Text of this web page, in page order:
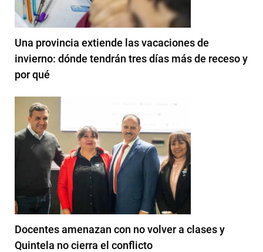
Una provincia extiende las vacaciones de
invierno: dónde tendrán tres días más de receso y
por qué
Docentes amenazan con no volver a clases y
Quintela no cierra el conflicto